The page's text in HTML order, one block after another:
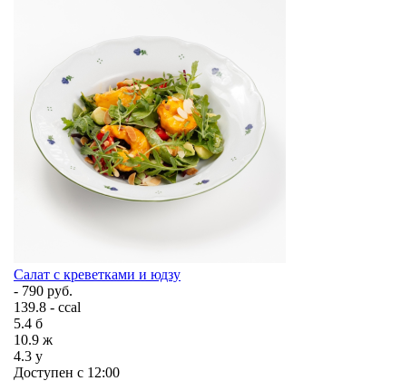
Салат с креветками и юдзу
- 790 руб.
139.8 - ccal
5.4 б
10.9 ж
4.3 у
Доступен с 12:00